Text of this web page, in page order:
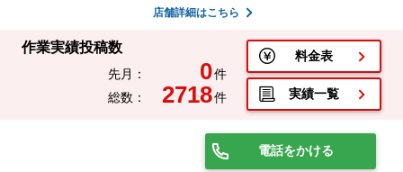
店舗詳細はこちら
作業実績投稿数
先月： 0件
総数：
2718件
料金表
実績一覧
電話をかける